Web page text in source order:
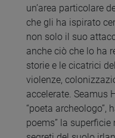
un’area particolare
che gli ha ispirato
non solo il suo
anche ciò che lo ha
storie e le cicatrici
violenze,
accelerate. Seamus
“poeta archeologo”,
poems” la